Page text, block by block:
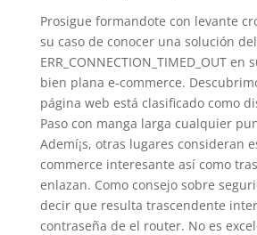
Prosigue formandote con levante
su caso de conocer una solución
ERR_CONNECTION_TIMED_OUT en
bien plana e-commerce.
página web está clasificado como
Paso con manga larga cualquier
Ademí¡s, otras lugares consideran
commerce interesante así­ como
enlazan. Como consejo sobre
decir que resulta trascendente
contraseña de el router. No es